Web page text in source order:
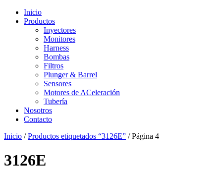
Inicio
Productos
Inyectores
Monitores
Harness
Bombas
Filtros
Plunger & Barrel
Sensores
Motores de ACeleración
Tubería
Nosotros
Contacto
Inicio /Productos etiquetados “3126E” / Página 4
3126E